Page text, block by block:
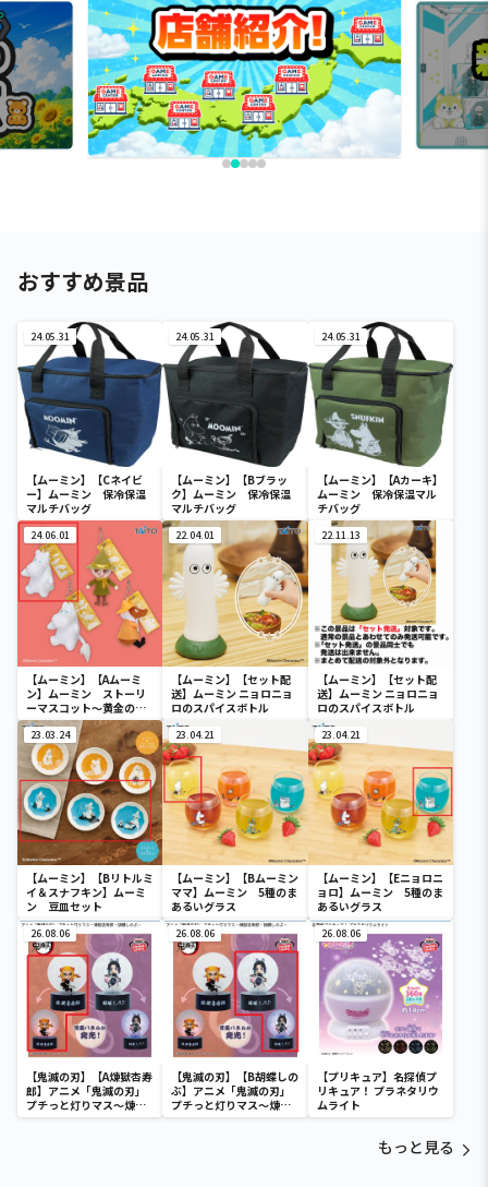
おすすめ景品
24.05.31
【ムーミン】【Cネイビ
ー】ムーミン 保冷保温
マルチバッグ
24.05.31
【ムーミン】【Bブラッ
ク】ムーミン 保冷保温
マルチバッグ
24.05.31
【ムーミン】【Aカーキ】
ムーミン 保冷保温マル
チバッグ
24.06.01
【ムーミン】【Aムーミ
ン】ムーミン ストーリ
ーマスコット～黄金のし
っぽ～
22.04.01
【ムーミン】【セット配
送】ムーミン ニョロニョ
ロのスパイスボトル
22.11.13
【ムーミン】【セット配
送】ムーミン ニョロニョ
ロのスパイスボトル
23.03.24
【ムーミン】【Bリトルミ
イ＆スナフキン】ムーミ
ン 豆皿セット
23.04.21
【ムーミン】【Bムーミン
ママ】ムーミン 5種のま
あるいグラス
23.04.21
【ムーミン】【Eニョロニ
ョロ】ムーミン 5種のま
あるいグラス
26.08.06
【鬼滅の刃】【A煉獄杏寿
郎】アニメ「鬼滅の刃」
プチっと灯りマス～煉獄
杏寿郎・胡蝶しのぶ～
26.08.06
【鬼滅の刃】【B胡蝶しの
ぶ】アニメ「鬼滅の刃」
プチっと灯りマス～煉獄
杏寿郎・胡蝶しのぶ～
26.08.06
【プリキュア】名探偵プ
リキュア！ プラネタリウ
ムライト
もっと見る